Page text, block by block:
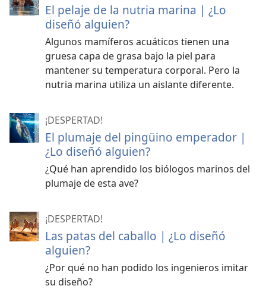
El pelaje de la nutria marina | ¿Lo
diseñó alguien?
Algunos mamíferos acuáticos tienen una
gruesa capa de grasa bajo la piel para
mantener su temperatura corporal. Pero la
nutria marina utiliza un aislante diferente.
¡DESPERTAD!
El plumaje del pingüino emperador |
¿Lo diseñó alguien?
¿Qué han aprendido los biólogos marinos del
plumaje de esta ave?
¡DESPERTAD!
Las patas del caballo | ¿Lo diseñó
alguien?
¿Por qué no han podido los ingenieros imitar
su diseño?